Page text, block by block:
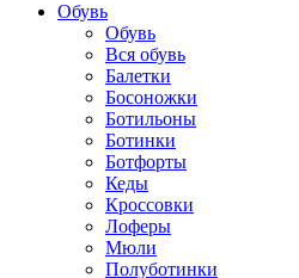
Обувь
Обувь
Вся обувь
Балетки
Босоножки
Ботильоны
Ботинки
Ботфорты
Кеды
Кроссовки
Лоферы
Мюли
Полуботинки